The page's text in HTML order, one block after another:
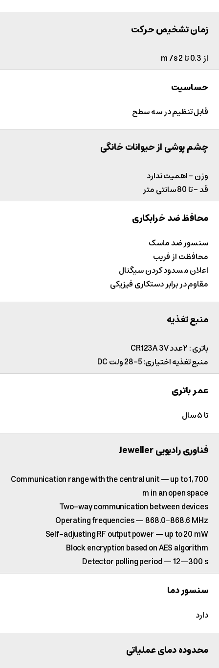
زمان تشخیص حرکت
از 0.3 تا 2 m /s
حساسیت
قابل تنظیم در سه سطح
چشم پوشی از حیوانات خانگی
وزن - اهمیت ندارد
قد - تا 80 سانتی متر
محافظ ضد خرابکاری
سنسور ضد ماسک
محافظت از فریب
اعلان مسدود کردن سیگنال
مقاوم در برابر دستکاری فیزیکی
منبع تغذیه
باتری : ۲عدد CR123A 3V
منبع تغذیه اختیاری: 5-28 ولت DC
عمر باتری
تا ۵ سال
فناوری رادیویی Jeweller
Communication range with the central unit — up to 1,700
m in an open space
Two-way communication between devices
Operating frequencies — 868.0−868.6 MHz
Self-adjusting RF output power — up to 20 mW
Block encryption based on AES algorithm
Detector polling period — 12—300 s
سنسور دما
دارد
محدوده دمای عملیاتی